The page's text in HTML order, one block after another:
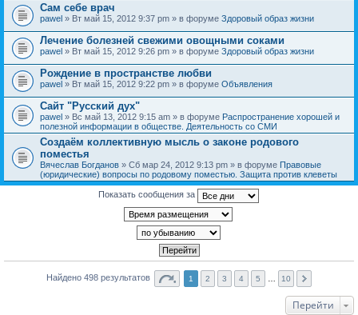
Сам себе врач
pawel » Вт май 15, 2012 9:37 pm » в форуме Здоровый образ жизни
Лечение болезней свежими овощными соками
pawel » Вт май 15, 2012 9:26 pm » в форуме Здоровый образ жизни
Рождение в пространстве любви
pawel » Вт май 15, 2012 9:22 pm » в форуме Объявления
Сайт "Русский дух"
pawel » Вс май 13, 2012 9:15 am » в форуме Распространение хорошей и
полезной информации в обществе. Деятельность со СМИ
Создаём коллективную мысль о законе родового
поместья
Вячеслав Богданов » Сб мар 24, 2012 9:13 pm » в форуме Правовые
(юридические) вопросы по родовому поместью. Защита против клеветы
Показать сообщения за
Найдено 498 результатов 1 2 3 4 5 10
Перейти